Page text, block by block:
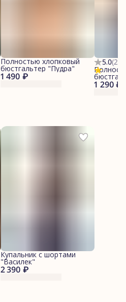
1 490 ₽
Полностью хлопковый
бюстгальтер "Пудра"
5.0(2
1 290 ₽
2 390 ₽
Купальник с шортами
"Василек"